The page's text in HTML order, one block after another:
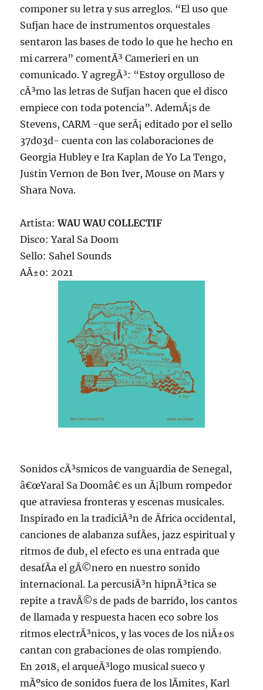
componer su letra y sus arreglos. “El uso que
Sufjan hace de instrumentos orquestales
sentaron las bases de todo lo que he hecho en
mi carrera” comentÃ³ Camerieri en un
comunicado. Y agregÃ³: “Estoy orgulloso de
cÃ³mo las letras de Sufjan hacen que el disco
empiece con toda potencia”. AdemÃ¡s de
Stevens, CARM -que serÃ¡ editado por el sello
37d03d- cuenta con las colaboraciones de
Georgia Hubley e Ira Kaplan de Yo La Tengo,
Justin Vernon de Bon Iver, Mouse on Mars y
Shara Nova.
Artista:WAU WAU COLLECTIF
Disco: Yaral Sa Doom
Sello: Sahel Sounds
AÃ±o: 2021
Sonidos cÃ³smicos de vanguardia de Senegal,
â€œYaral Sa Doomâ€ es un Ã¡lbum rompedor
que atraviesa fronteras y escenas musicales.
Inspirado en la tradiciÃ³n de Ãfrica occidental,
canciones de alabanza sufÃ­es, jazz espiritual y
ritmos de dub, el efecto es una entrada que
desafÃ­a el gÃ©nero en nuestro sonido
internacional. La percusiÃ³n hipnÃ³tica se
repite a travÃ©s de pads de barrido, los cantos
de llamada y respuesta hacen eco sobre los
ritmos electrÃ³nicos, y las voces de los niÃ±os
cantan con grabaciones de olas rompiendo.
En 2018, el arqueÃ³logo musical sueco y
mÃºsico de sonidos fuera de los lÃ­mites, Karl